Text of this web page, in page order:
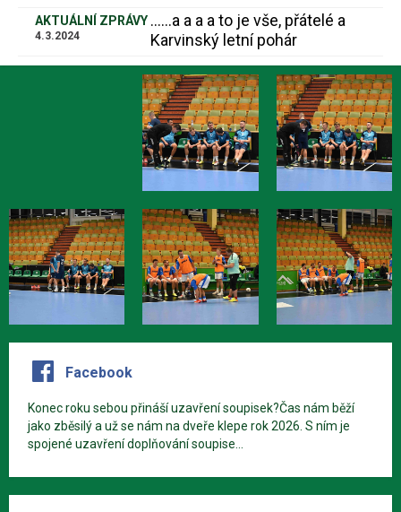
AKTUÁLNÍ ZPRÁVY
4.3.2024
......a a a a to je vše, přátelé a
Karvinský letní pohár
Facebook
Konec roku sebou přináší uzavření soupisek?Čas nám běží
jako zběsilý a už se nám na dveře klepe rok 2026. S ním je
spojené uzavření doplňování soupise...